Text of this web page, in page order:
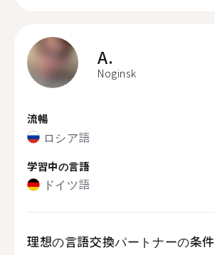
A.
Noginsk
流暢
ロシア語
学習中の言語
ドイツ語
理想の言語交換パートナーの条件